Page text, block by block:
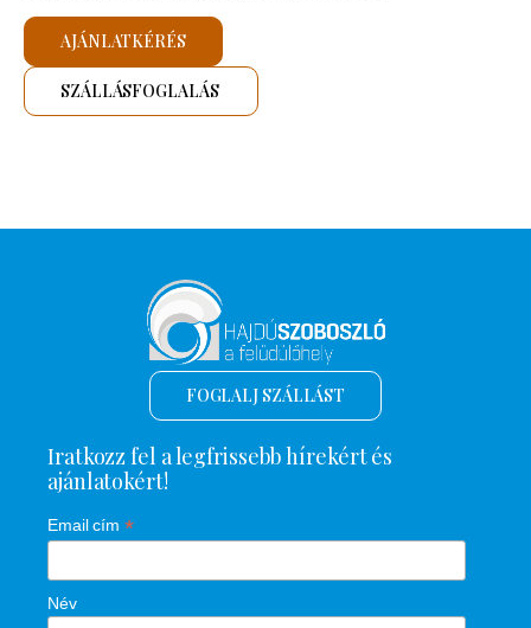
AJÁNLATKÉRÉS
SZÁLLÁSFOGLALÁS
FOGLALJ SZÁLLÁST
Iratkozz fel a legfrissebb hírekért és
ajánlatokért!
Email cím *
Név